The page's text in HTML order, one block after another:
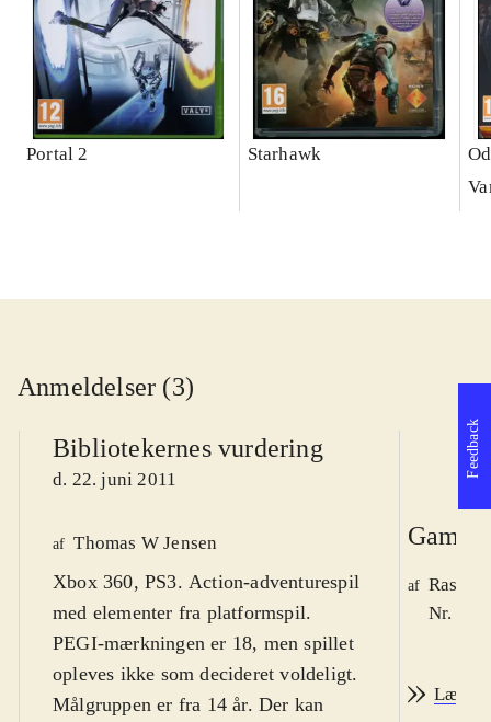
Portal 2 Starhawk
Anmeldelser (3)
Bibliotekernes vurdering
d. 22. juni 2011
af Thomas W Jensen
Xbox 360, PS3. Action-adventurespil
med elementer fra platformspil.
PEGI-mærkningen er 18, men spillet
opleves ikke som decideret voldeligt.
Målgruppen er fra 14 år. Der kan
Game
af
Nr.
Læs
Feedback